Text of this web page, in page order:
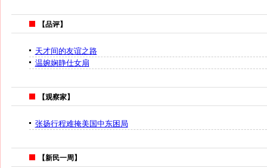
【品评】
天才间的友谊之路
温婉娴静仕女扇
【观察家】
张扬行程难掩美国中东困局
【新民一周】